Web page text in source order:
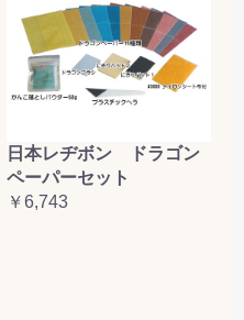
日本レヂボン ドラゴン
ペーパーセット
￥6,743